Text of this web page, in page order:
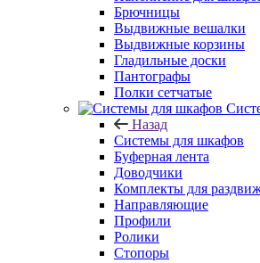
Брючницы
Выдвижные вешалки
Выдвижные корзины
Гладильные доски
Пантографы
Полки сетчатые
Назад
Системы для шкафов
Буферная лента
Доводчики
Комплекты для
Направляющие
Профили
Ролики
Стопоры